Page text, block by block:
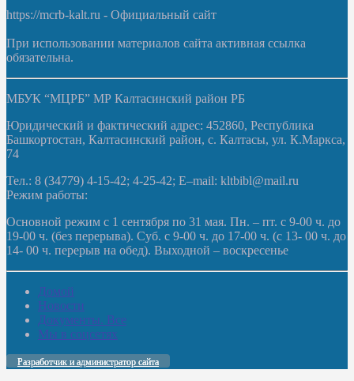
https://mcrb-kalt.ru - Официальный сайт
При использовании материалов сайта активная ссылка
обязательна.
МБУК “МЦРБ” МР Калтасинский район РБ
Юридический и фактический адрес: 452860, Республика
Башкортостан, Калтасинский район, с. Калтасы, ул. К.Маркса,
74
Тел.: 8 (34779) 4-15-42; 4-25-42; E–mail: kltbibl@mail.ru
Режим работы:
Основной режим с 1 сентября по 31 мая. Пн. – пт. с 9-00 ч. до
19-00 ч. (без перерыва). Суб. с 9-00 ч. до 17-00 ч. (с 13- 00 ч. до
14- 00 ч. перерыв на обед). Выходной – воскресенье
Домой
Новости
Документы. Все
Мы в соцсетях
Разработчик и администратор сайта